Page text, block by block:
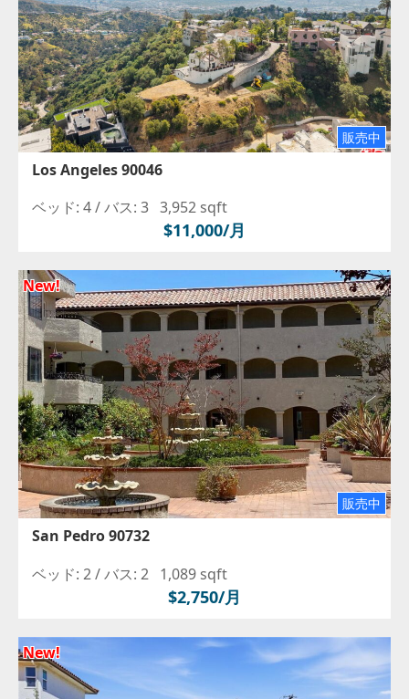
販売中
Los Angeles 90046
ベッド: 4 /バス: 3 3,952 sqft
$11,000/月
New!
販売中
San Pedro 90732
ベッド: 2 /バス: 2 1,089 sqft
$2,750/月
New!